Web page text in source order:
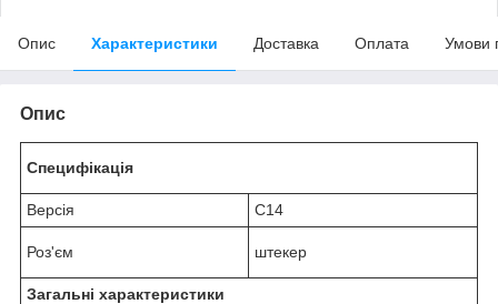
Опис Характеристики Доставка Оплата Умови
Опис
Специфікація
Версія C14
Роз'єм штекер
Загальні характеристики